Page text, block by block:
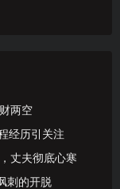
两空
经历引关注
丈夫彻底心寒
刺的开脱